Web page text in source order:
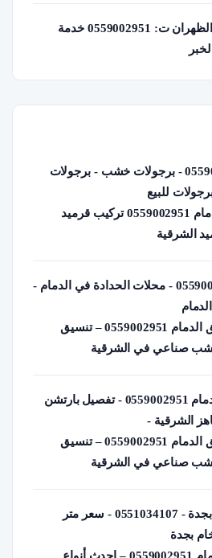
مظلات جلسات خارجية الظهران ت: 0559002951 خدمة
برجولات الدمام 0559002951 - برجولات خشب - برجولات
للبيع
معلم قرميد في الدمام 0559002951 تركيب قرميد
الشرقية
حداد الدمام الخبر 0559002951 - محلات الحدادة في الدمام -
شركة تنسيق حدائق الدمام 0559002951 – تنسيق
صناعي في الشرقية
تفصيل قواطع خشبية الدمام 0559002951 - تفصيل بارتشن
الشرقية -
شركة تنسيق حدائق الدمام 0559002951 – تنسيق
صناعي في الشرقية
دهان ارضيات ايبوكسي بجدة - 0551034107 - سعر متر
بجدة